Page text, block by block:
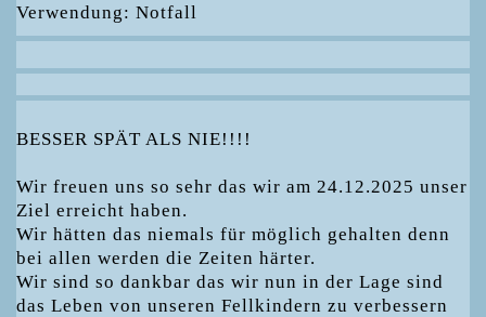
Verwendung: Notfall
BESSER SPÄT ALS NIE!!!!
Wir freuen uns so sehr das wir am 24.12.2025 unser
Ziel erreicht haben.
Wir hätten das niemals für möglich gehalten denn
bei allen werden die Zeiten härter.
Wir sind so dankbar das wir nun in der Lage sind
das Leben von unseren Fellkindern zu verbessern